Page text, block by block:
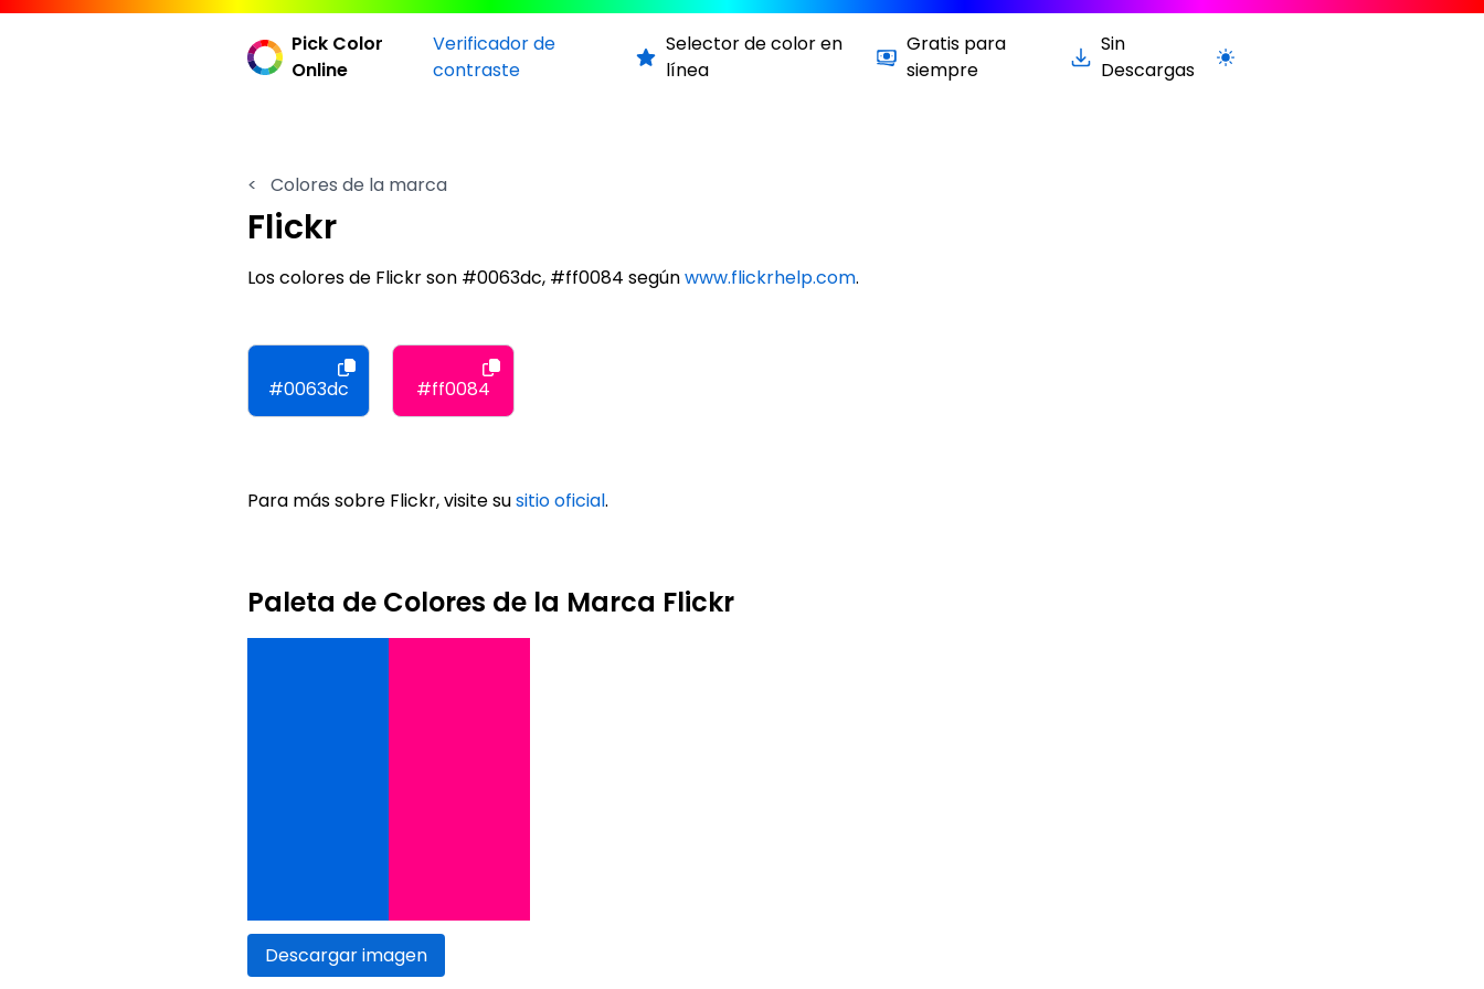
Pick Color
Online
Verificador de
contraste
Selector de color en
línea
Gratis para
siempre
Sin
Descargas
Cambiar a la versión clara / oscura
< Colores de la marca
Flickr
Los colores de Flickr son #0063dc, #ff0084 segúnwww.flickrhelp.com.
#0063dc #ff0084
Para más sobre Flickr, visite susitio oficial.
Paleta de Colores de la Marca Flickr
Descargar imagen